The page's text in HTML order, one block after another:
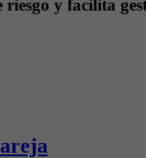
y facilita